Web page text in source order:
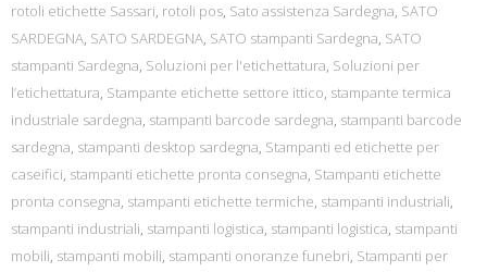
rotoli etichette Sassari, rotoli pos, Sato assistenza Sardegna, SATO
SARDEGNA, SATO SARDEGNA, SATO stampanti Sardegna, SATO
stampanti Sardegna, Soluzioni per l'etichettatura, Soluzioni per
l’etichettatura, Stampante etichette settore ittico, stampante termica
industriale sardegna, stampanti barcode sardegna, stampanti barcode
sardegna, stampanti desktop sardegna, Stampanti ed etichette per
caseifici, stampanti etichette pronta consegna, Stampanti etichette
pronta consegna, stampanti etichette termiche, stampanti industriali,
stampanti industriali, stampanti logistica, stampanti logistica, stampanti
mobili, stampanti mobili, stampanti onoranze funebri, Stampanti per